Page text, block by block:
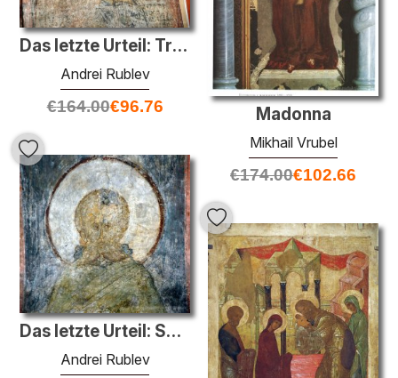
Madonna
Mikhail Vrubel
€174.00€102.66
Das letzte Urteil: Trompeten Engel
Andrei Rublev
€164.00€96.76
Das letzte Urteil: Sabas der Geheiligte
Andrei Rublev